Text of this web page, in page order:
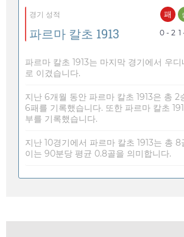
경기 성적
파르마 칼초 1913
패
0 - 2 1
파르마 칼초 1913는 마지막 경기에서 우
로 이겼습니다.
지난 6개월 동안 파르마 칼초 1913은 총 2
6패를 기록했습니다. 또한 파르마 칼초
부를 기록했습니다.
지난 10경기에서 파르마 칼초 1913는 총
이는 90분당 평균 0.8골을 의미합니다.